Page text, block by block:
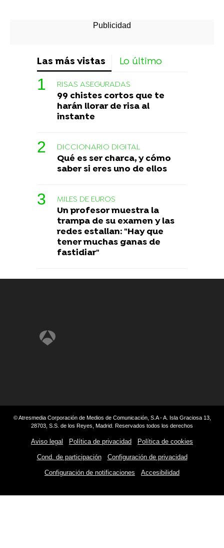
Las más vistas Lo último
RISAS ASEGURADAS
99 chistes cortos que te
harán llorar de risa al
instante
DICCIONARIO DIGITAL
Qué es ser charca, y cómo
saber si eres uno de ellos
MILES DE EUROS
Un profesor muestra la
trampa de su examen y las
redes estallan: "Hay que
tener muchas ganas de
fastidiar"
© Atresmedia Corporación de Medios de Comunicación, S.A - A. Isla Graciosa 13,
28703, S.S. de los Reyes, Madrid. Reservados todos los derechos
Aviso legal Política de privacidad Política de cookies
Cond. de participación Configuración de privacidad
Configuración de notificaciones Accesibilidad